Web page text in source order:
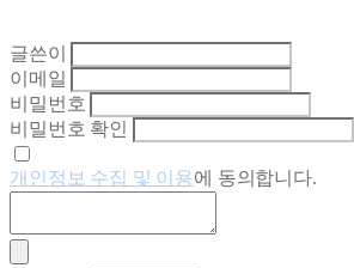
글쓴이
이메일
비밀번호
비밀번호 확인
개인정보 수집 및 이용에 동의합니다.